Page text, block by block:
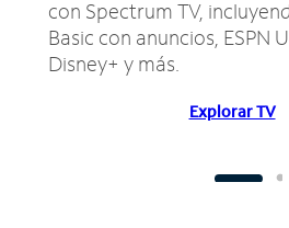
con Spectrum TV,
Basic con anuncios, ESPN
Disney+ y más.
Explorar TV